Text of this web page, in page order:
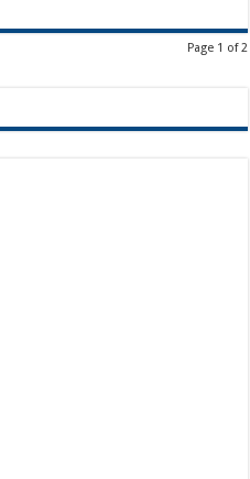
Page 1 of 2